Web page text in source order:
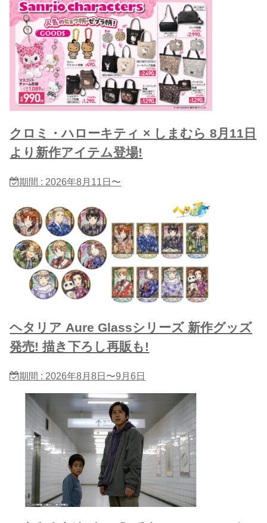
クロミ・ハローキティ × しまむら 8月11日
より新作アイテム登場!
期間 : 2026年8月11日〜
ヘタリア Aure Glassシリーズ 新作グッズ
発売! 描き下ろし再販も!
期間 : 2026年8月8日〜9月6日